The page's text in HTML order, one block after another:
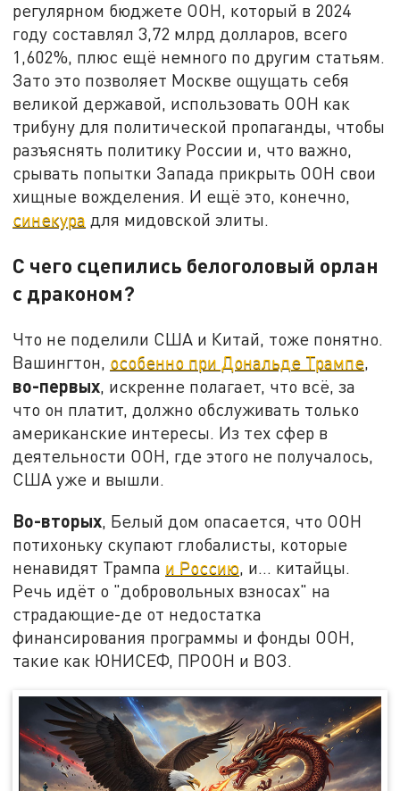
регулярном бюджете ООН, который в 2024
году составлял 3,72 млрд долларов, всего
1,602%, плюс ещё немного по другим статьям.
Зато это позволяет Москве ощущать себя
великой державой, использовать ООН как
трибуну для политической пропаганды, чтобы
разъяснять политику России и, что важно,
срывать попытки Запада прикрыть ООН свои
хищные вожделения. И ещё это, конечно,
синекура для мидовской элиты.
С чего сцепились белоголовый орлан
с драконом?
Что не поделили США и Китай, тоже понятно.
Вашингтон, особенно при Дональде Трампе,
во-первых, искренне полагает, что всё, за
что он платит, должно обслуживать только
американские интересы. Из тех сфер в
деятельности ООН, где этого не получалось,
США уже и вышли.
Во-вторых, Белый дом опасается, что ООН
потихоньку скупают глобалисты, которые
ненавидят Трампа и Россию, и… китайцы.
Речь идёт о "добровольных взносах" на
страдающие-де от недостатка
финансирования программы и фонды ООН,
такие как ЮНИСЕФ, ПРООН и ВОЗ.